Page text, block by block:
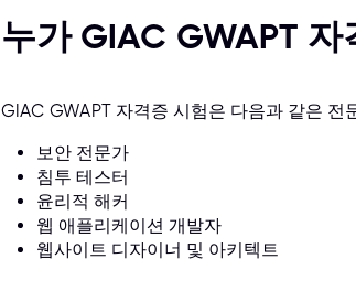
누가 GIAC GWAPT
GIAC GWAPT 자격증 시험은 다음과 같은 전
보안 전문가
침투 테스터
윤리적 해커
웹 애플리케이션 개발자
웹사이트 디자이너 및 아키텍트